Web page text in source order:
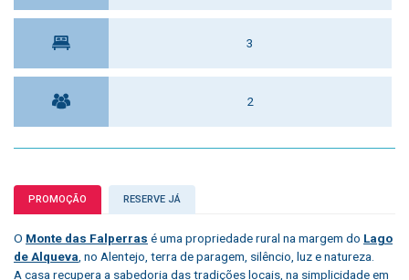
3
2
PROMOÇÃO RESERVE JÁ
O Monte das Falperras é uma propriedade rural na margem do Lago
de Alqueva , no Alentejo, terra de paragem, silêncio, luz e natureza.
A casa recupera a sabedoria das tradições locais, na simplicidade em